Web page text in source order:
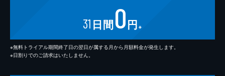
31 日間0円 ※
※無料トライアル期間終了日の翌日が属する月から月額料金が発生します。
※日割りでのご請求はいたしません。